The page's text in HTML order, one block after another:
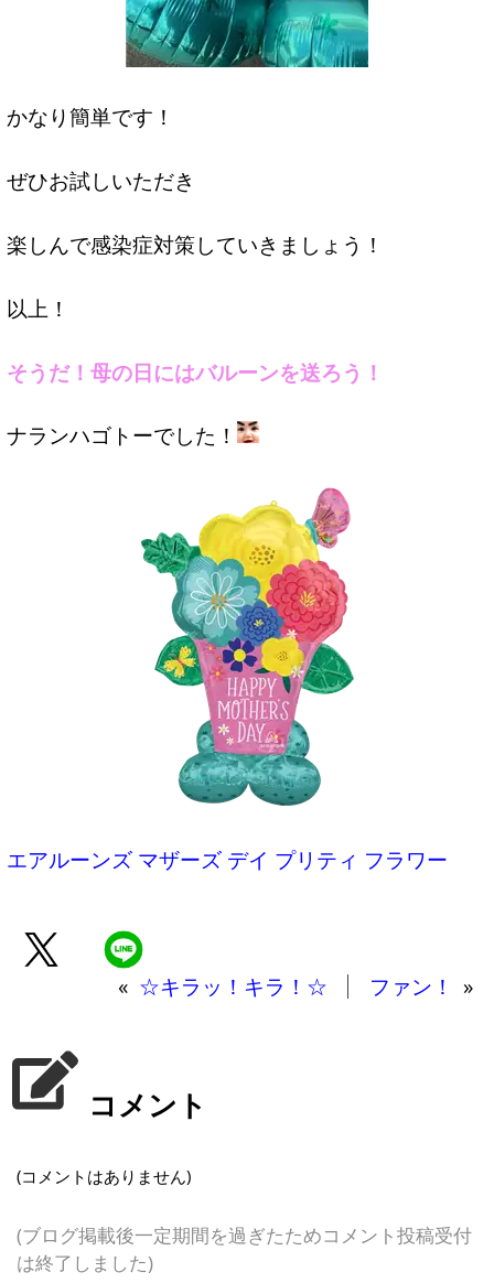
かなり簡単です！
ぜひお試しいただき
楽しんで感染症対策していきましょう！
以上！
そうだ！母の日にはバルーンを送ろう！
ナランハゴトーでした！
エアルーンズ マザーズ デイ プリティ フラワー
« ☆キラッ！キラ！☆ ファン！ »
コメント
(コメントはありません)
(ブログ掲載後一定期間を過ぎたためコメント投稿受付
は終了しました)